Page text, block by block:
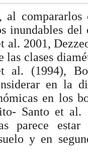
al
inundables
al. 2001,
clases
al. (1994),
en la
en los
Santo et al.
parece
y en